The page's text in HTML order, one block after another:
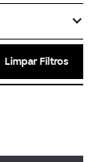
Limpar Filtros